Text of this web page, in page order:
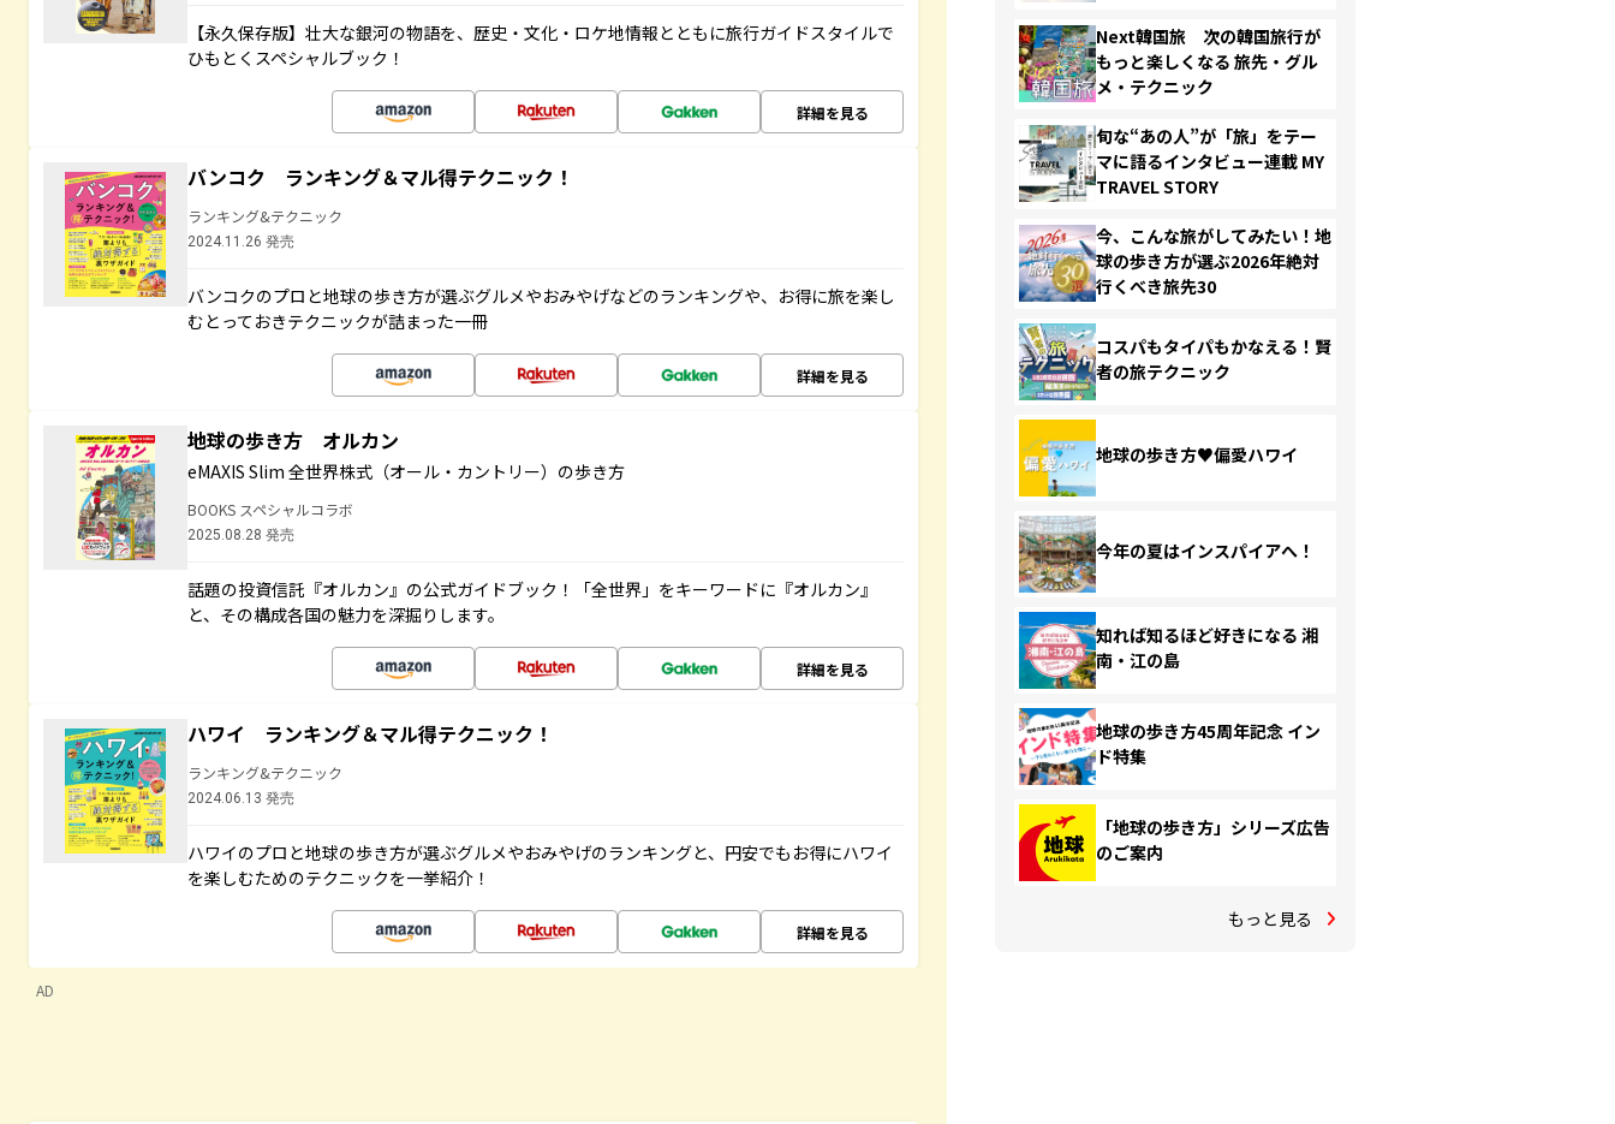
【永久保存版】壮大な銀河の物語を、歴史・文化・ロケ地情報とともに旅行ガイドスタイルで
ひもとくスペシャルブック！
詳細を見る
バンコク ランキング＆マル得テクニック！
ランキング&テクニック
2024.11.26 発売
バンコクのプロと地球の歩き方が選ぶグルメやおみやげなどのランキングや、お得に旅を楽し
むとっておきテクニックが詰まった一冊
詳細を見る
地球の歩き方 オルカン
eMAXIS Slim 全世界株式（オール・カントリー）の歩き方
BOOKS スペシャルコラボ
2025.08.28 発売
話題の投資信託『オルカン』の公式ガイドブック！「全世界」をキーワードに『オルカン』
と、その構成各国の魅力を深掘りします。
詳細を見る
ハワイ ランキング＆マル得テクニック！
ランキング&テクニック
2024.06.13 発売
ハワイのプロと地球の歩き方が選ぶグルメやおみやげのランキングと、円安でもお得にハワイ
を楽しむためのテクニックを一挙紹介！
詳細を見る
AD
Next韓国旅 次の韓国旅行が
もっと楽しくなる 旅先・グル
メ・テクニック
旬な“あの人”が「旅」をテー
マに語るインタビュー連載 MY
TRAVEL STORY
今、こんな旅がしてみたい！地
球の歩き方が選ぶ2026年絶対
行くべき旅先30
コスパもタイパもかなえる！賢
者の旅テクニック
地球の歩き方♥偏愛ハワイ
今年の夏はインスパイアへ！
知れば知るほど好きになる 湘
南・江の島
地球の歩き方45周年記念 イン
ド特集
「地球の歩き方」シリーズ広告
のご案内
もっと見る